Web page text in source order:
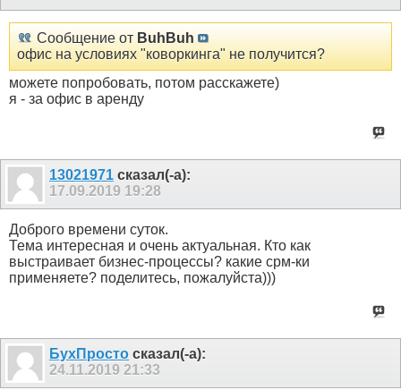
Сообщение от BuhBuh
офис на условиях "коворкинга" не получится?
можете попробовать, потом расскажете)
я - за офис в аренду
13021971 сказал(-а):
17.09.2019 19:28
Доброго времени суток.
Тема интересная и очень актуальная. Кто как
выстраивает бизнес-процессы? какие срм-ки
применяете? поделитесь, пожалуйста)))
БухПросто сказал(-а):
24.11.2019 21:33